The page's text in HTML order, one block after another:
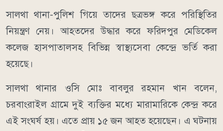
সালথা থানা-পুলিশ গিয়ে তাদের ছত্রভঙ্গ করে পরিস্থিতির
নিয়ন্ত্রণ নেয়। আহতদের উদ্ধার করে ফরিদপুর মেডিকেল
কলেজ হাসপাতালসহ বিভিন্ন স্বাস্থ্যসেবা কেন্দ্রে ভর্তি করা
হয়েছে।
সালথা থানার ওসি মোঃ বাবলুর রহমান খান বলেন,
চরবাংরাইল গ্রামে দুই ব্যক্তির মধ্যে মারামারিকে কেন্দ্র করে
এই সংঘর্ষ হয়। এতে প্রায় ১৫ জন আহত হয়েছেন। এ ঘটনায়